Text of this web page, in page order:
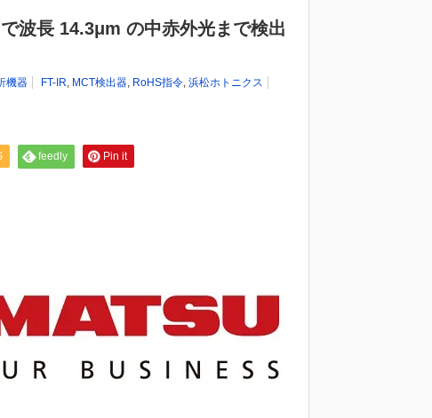
波長 14.3μm の中赤外光まで検出
機器 FT-IR, MCT検出器, RoHS指令, 浜松ホトニクス
feedly Pin it